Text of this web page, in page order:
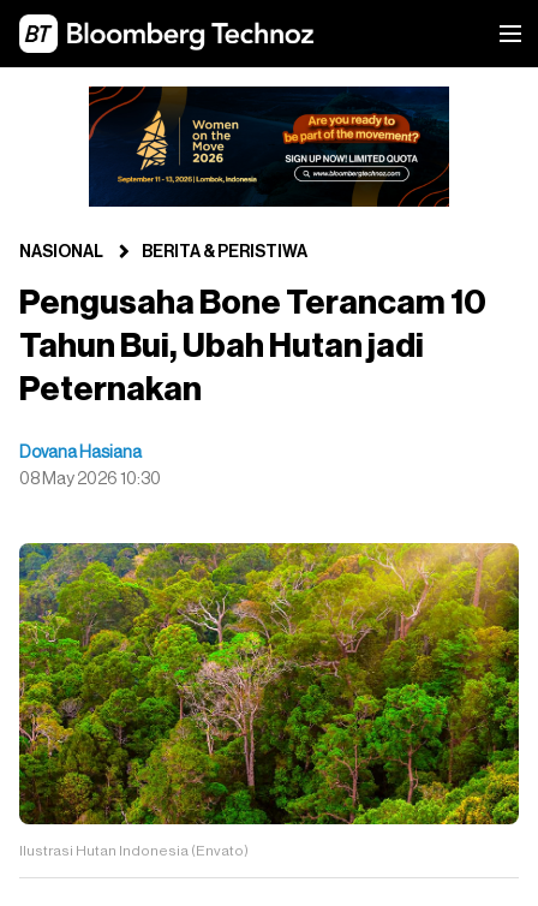
NASIONAL BERITA & PERISTIWA
Pengusaha Bone Terancam 10
Tahun Bui, Ubah Hutan jadi
Peternakan
Dovana Hasiana
08 May 2026 10:30
Ilustrasi Hutan Indonesia (Envato)